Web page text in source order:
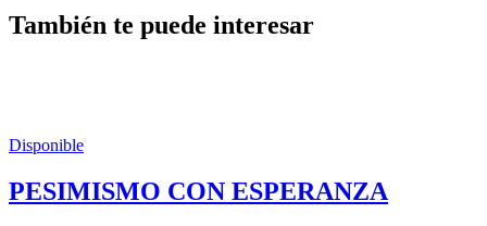
También te puede interesar
Disponible
PESIMISMO CON ESPERANZA